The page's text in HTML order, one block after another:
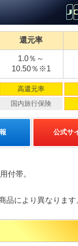
還元率
1.0％～
10.50％※1
高還元率
国内旅行保険
公式サ
付帯。
品により異なります